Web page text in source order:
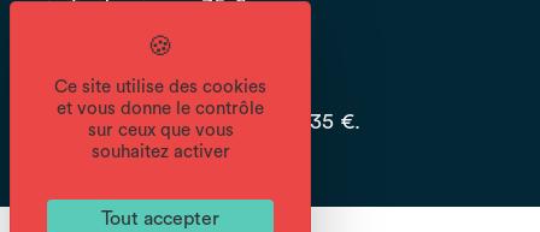
Tarif unique : 35 €.
Du 20/04 au 31/10/2026
Tarif unique : à partir de 35 €.
Ce site utilise des cookies
et vous donne le contrôle
sur ceux que vous
souhaitez activer
Tout accepter